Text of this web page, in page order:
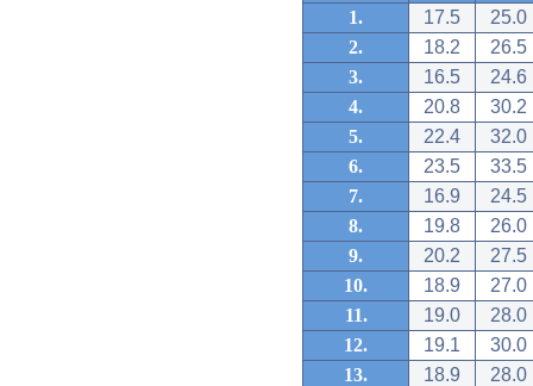
1. 17.5
25.0
2.
18.2
26.5
3.
16.5
24.6
4.
20.8
30.2
5.
22.4
32.0
6.
23.5
33.5
7.
16.9
24.5
8.
19.8
26.0
9.
20.2
27.5
10.
18.9
27.0
11.
19.0
28.0
12.
19.1
30.0
13.
18.9
28.0